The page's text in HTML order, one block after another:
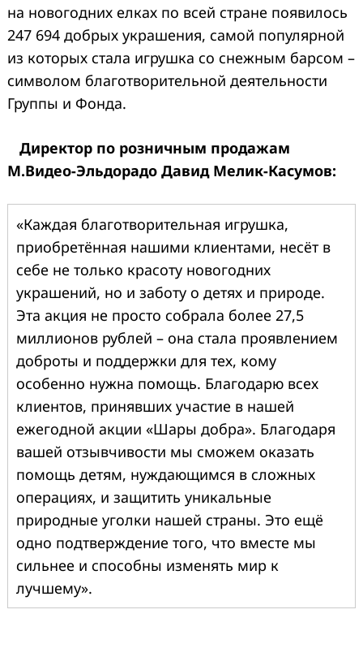
на новогодних елках по всей стране появилось
247 694 добрых украшения, самой популярной
из которых стала игрушка со снежным барсом –
символом благотворительной деятельности
Группы и Фонда.
Директор по розничным продажам
М.Видео-Эльдорадо Давид Мелик-Касумов:
«Каждая благотворительная игрушка,
приобретённая нашими клиентами, несёт в
себе не только красоту новогодних
украшений, но и заботу о детях и природе.
Эта акция не просто собрала более 27,5
миллионов рублей – она стала проявлением
доброты и поддержки для тех, кому
особенно нужна помощь. Благодарю всех
клиентов, принявших участие в нашей
ежегодной акции «Шары добра». Благодаря
вашей отзывчивости мы сможем оказать
помощь детям, нуждающимся в сложных
операциях, и защитить уникальные
природные уголки нашей страны. Это ещё
одно подтверждение того, что вместе мы
сильнее и способны изменять мир к
лучшему».